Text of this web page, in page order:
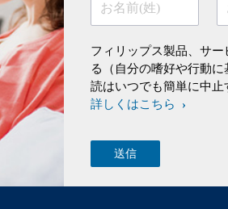
お名前(姓)
フィリップス製品、サ
る（自分の嗜好や行動
読はいつでも簡単に中止
詳しくはこちら